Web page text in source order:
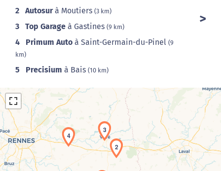
2 Autosurà Moutiers (3 km)
3 Top Garage à Gastines (9 km)
4 Primum Auto à Saint-Germain-du-Pinel (9
km)
5 Precisium à Bais (10 km)
2
3
4